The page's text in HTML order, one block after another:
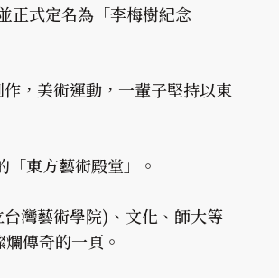
正式定名為「李梅樹紀念
，美術運動，一輩子堅持以東
東方藝術殿堂」。
灣藝術學院)、文化、師大等
傳奇的一頁。